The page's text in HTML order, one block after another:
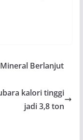
Berlanjut
kalori tinggi
jadi 3,8 ton